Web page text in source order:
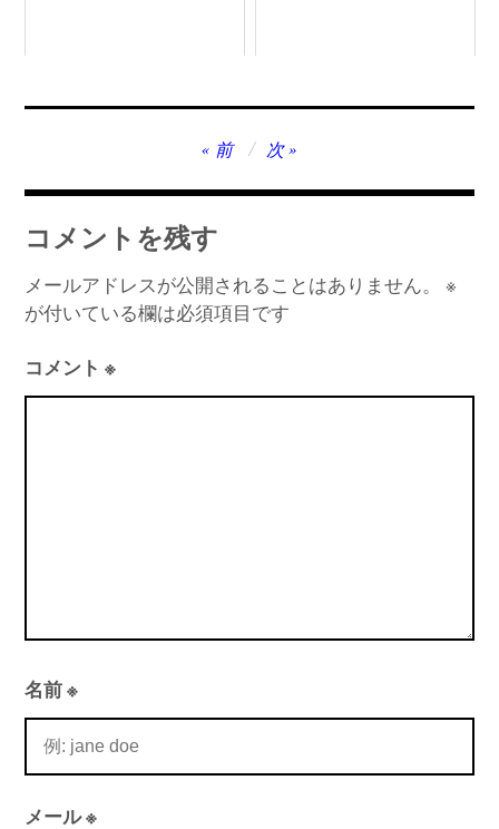
稿
ビ
ゲ
ー
シ
ョ
前 次
コメントを残す
メールアドレスが公開されることはありません。
※
が付いている欄は必須項目です
コメント※
名前※
メール※